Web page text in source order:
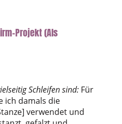
Projekt (Als
Schleifen sind: Für
ich damals die
verwendet und